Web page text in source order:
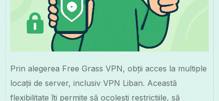
Prin alegerea Free Grass VPN, obții acces la multiple
locații de server, inclusiv VPN Liban. Această
flexibilitate îți permite să ocolești restricțiile, să